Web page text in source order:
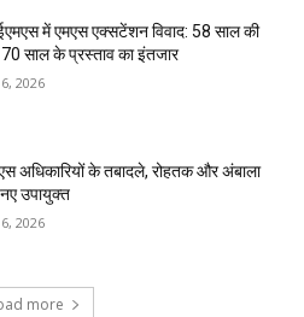
में एमएस एक्सटेंशन विवाद: 58 साल की
70 साल के प्रस्ताव का इंतजार
2026
अधिकारियों के तबादले, रोहतक और अंबाला
उपायुक्त
2026
more